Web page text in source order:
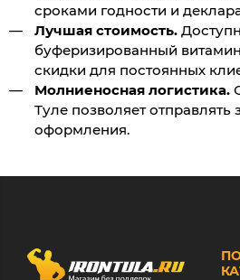
сроками годности и
Лучшая стоимость.
буферизированный
скидки для постоянных
Молниеносная логистика.
Туле позволяет отправлять
оформления.